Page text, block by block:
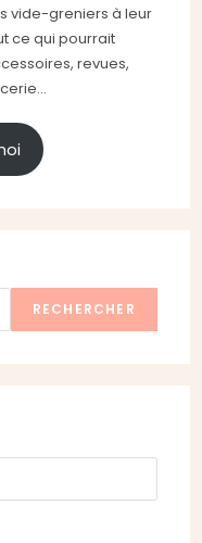
vide-greniers à leur
ce qui pourrait
revues,
RECHERCHER